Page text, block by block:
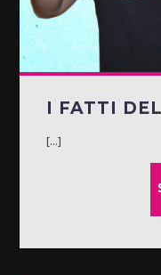
I FATTI
[...]